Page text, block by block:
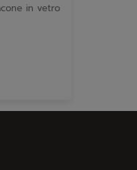
in vetro